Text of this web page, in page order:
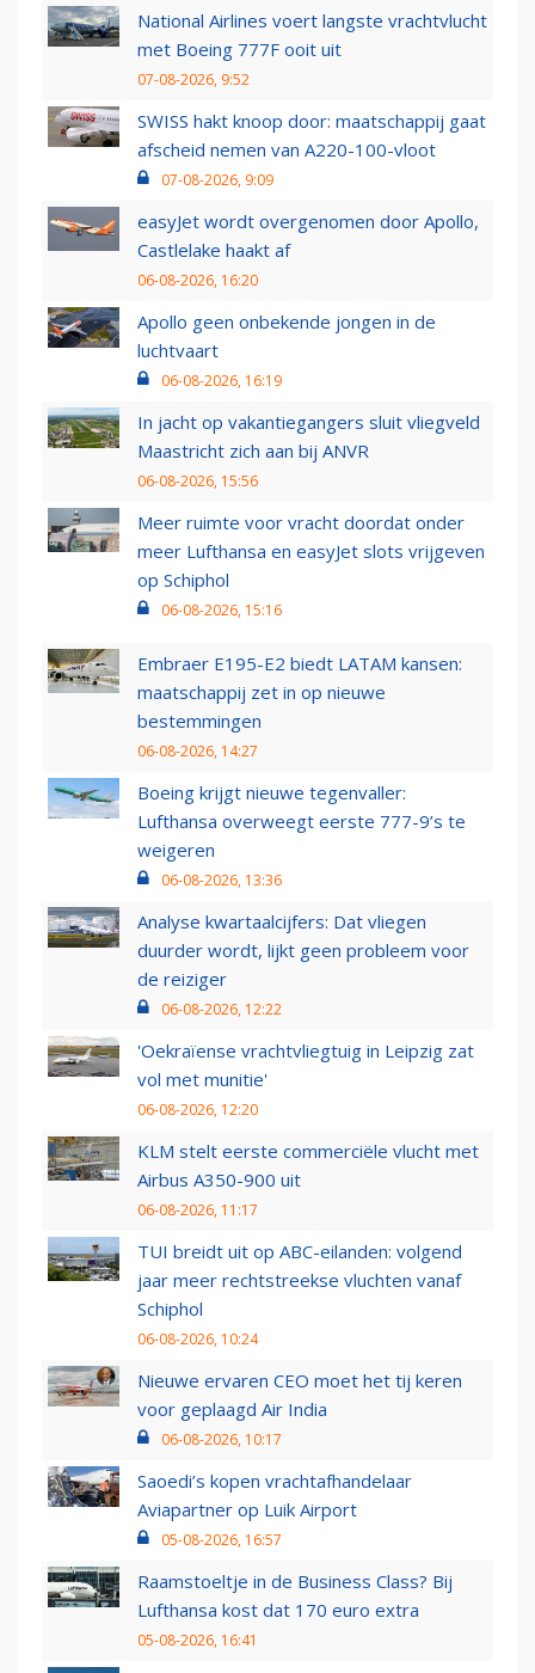
National Airlines voert langste vrachtvlucht
met Boeing 777F ooit uit
07-08-2026, 9:52
SWISS hakt knoop door: maatschappij gaat
afscheid nemen van A220-100-vloot
07-08-2026, 9:09
easyJet wordt overgenomen door Apollo,
Castlelake haakt af
06-08-2026, 16:20
Apollo geen onbekende jongen in de
luchtvaart
06-08-2026, 16:19
In jacht op vakantiegangers sluit vliegveld
Maastricht zich aan bij ANVR
06-08-2026, 15:56
Meer ruimte voor vracht doordat onder
meer Lufthansa en easyJet slots vrijgeven
op Schiphol
06-08-2026, 15:16
Embraer E195-E2 biedt LATAM kansen:
maatschappij zet in op nieuwe
bestemmingen
06-08-2026, 14:27
Boeing krijgt nieuwe tegenvaller:
Lufthansa overweegt eerste 777-9’s te
weigeren
06-08-2026, 13:36
Analyse kwartaalcijfers: Dat vliegen
duurder wordt, lijkt geen probleem voor
de reiziger
06-08-2026, 12:22
'Oekraïense vrachtvliegtuig in Leipzig zat
vol met munitie'
06-08-2026, 12:20
KLM stelt eerste commerciële vlucht met
Airbus A350-900 uit
06-08-2026, 11:17
TUI breidt uit op ABC-eilanden: volgend
jaar meer rechtstreekse vluchten vanaf
Schiphol
06-08-2026, 10:24
Nieuwe ervaren CEO moet het tij keren
voor geplaagd Air India
06-08-2026, 10:17
Saoedi’s kopen vrachtafhandelaar
Aviapartner op Luik Airport
05-08-2026, 16:57
Raamstoeltje in de Business Class? Bij
Lufthansa kost dat 170 euro extra
05-08-2026, 16:41